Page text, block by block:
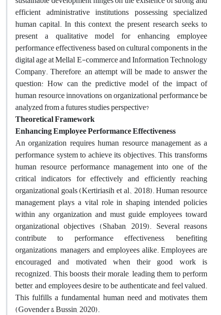
efficient administrative institutions possessing specialized
human capital. In this context, the present research seeks to
present a qualitative model for enhancing employee
performance effectiveness based on cultural components in the
digital age at Mellal E-commerce and Information Technology
Company. Therefore, an attempt will be made to answer the
question: How can the predictive model of the impact of
human resource innovations on organizational performance be
analyzed from a futures studies perspective?
Theoretical Framework
Enhancing Employee Performance Effectiveness
An organization requires human resource management as a
performance system to achieve its objectives. This transforms
human resource performance management into one of the
critical indicators for effectively and efficiently reaching
organizational goals (Kertiriasih et al., 2018). Human resource
management plays a vital role in shaping intended policies
within any organization and must guide employees toward
organizational objectives (Shaban, 2019). Several reasons
contribute to performance effectiveness, benefiting
organizations, managers, and employees alike. Employees are
encouraged and motivated when their good work is
recognized. This boosts their morale, leading them to perform
better, and employees desire to be authenticate and feel valued.
This fulfills a fundamental human need and motivates them
(Govender & Bussin, 2020).